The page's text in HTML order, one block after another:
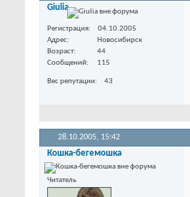
Giulia
Регистрация
04.10.2005
Адрес
Новосибирск
Возраст
44
Сообщений
115
Вес репутации 43
28.10.2005, 15:42
Кошка-бегемошка
Читатель